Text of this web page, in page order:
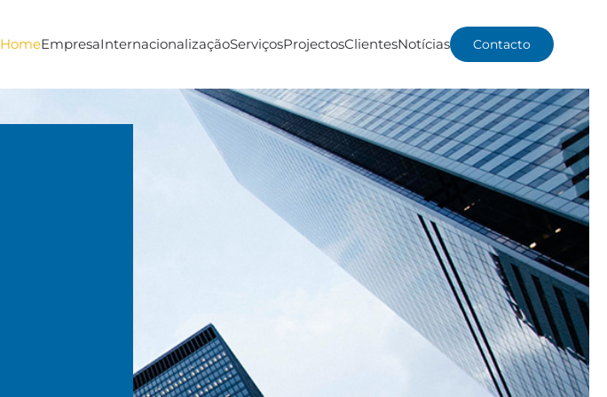
HomeEmpresaInternacionalizaçãoServiçosProjectosClientesNotícias Contacto